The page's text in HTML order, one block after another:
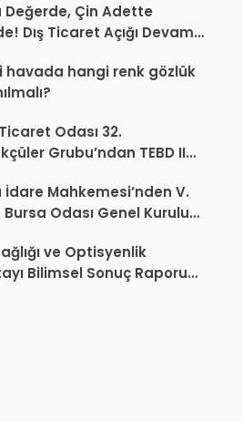
Çin Adette
Dış Ticaret Açığı Devam
havada hangi renk gözlük
Odası 32.
Grubu’ndan TEBD II
açıklaması
İdare Mahkemesi’nden V.
Odası Genel Kurulu
ve Optisyenlik
Bilimsel Sonuç Raporu